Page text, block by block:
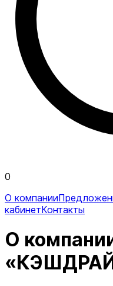
0
О компании
кабинетКонтакты
О